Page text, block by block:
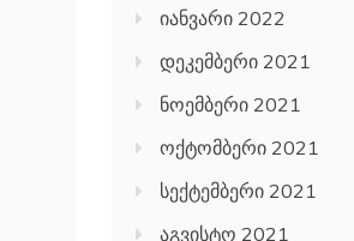
იანვარი 2022
დეკემბერი 2021
ნოემბერი 2021
ოქტომბერი 2021
სექტემბერი 2021
აგვისტო 2021